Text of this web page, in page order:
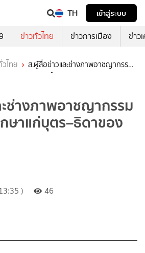
TH
เข้าสู่ระบบ
ข่าวทั่วไทย ข่าวการเมือง ข่าว
ไทย
ส.ผู้สื่อข่าวและช่างภาพอาชญากรรม
ดาของสมาชิก ปี 69
ช่างภาพอาชญากรรม
ษาแก่บุตร–ธิดาของ
)
46